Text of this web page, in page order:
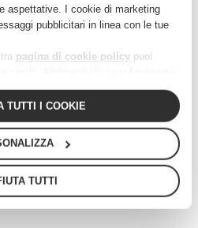
aspettative. I cookie di marketing
pubblicitari in linea con le tue
pagina di cookie policypuoi
dal banner per continuare a navigare,
essenziali.
TUTTI I COOKIE
TUTTI
in Italy